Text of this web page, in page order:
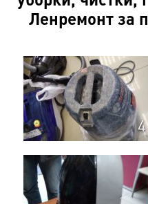
Наименование
Мелкий габарит до 10 кг
Средний габарит от 10 кг
Ленремонт за
4